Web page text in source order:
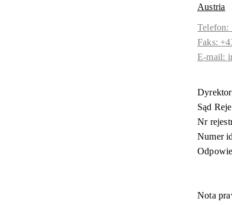
Austria
Telefon:
Faks:
E-mail:
Sąd
Nr
Numer
Nota